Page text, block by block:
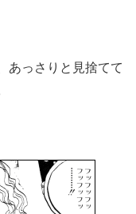
あっさりと見捨てて